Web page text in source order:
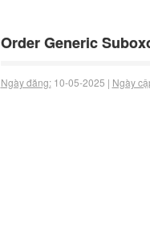
Order Generic
Ngày đăng:10-05-2025 | Ngày